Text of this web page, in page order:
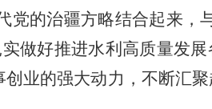
党的治疆方略结合起来，
做好推进水利高质量发
业的强大动力 ， 不断汇